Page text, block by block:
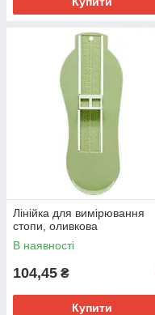
Лінійка для вимірювання
стопи, оливкова
В наявності
104,45 ₴
Купити